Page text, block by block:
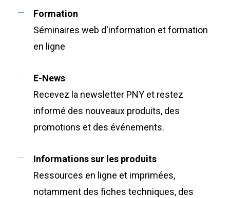
Formation
Séminaires web d'information et formation
en ligne
E-News
Recevez la newsletter PNY et restez
informé des nouveaux produits, des
promotions et des événements.
Informations sur les produits
Ressources en ligne et imprimées,
notamment des fiches techniques, des